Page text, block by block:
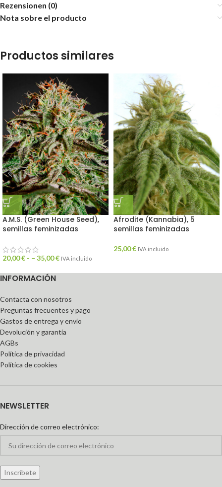
Rezensionen (0)
Nota sobre el producto
Productos similares
A.M.S. (Green House Seed),
semillas feminizadas
20,00€ - – 35,00€ IVA incluido
Afrodite (Kannabia), 5
semillas feminizadas
25,00€ IVA incluido
INFORMACIÓN
Contacta con nosotros
Preguntas frecuentes y pago
Gastos de entrega y envío
Devolución y garantía
AGBs
Política de privacidad
Política de cookies
NEWSLETTER
Dirección de correo electrónico: